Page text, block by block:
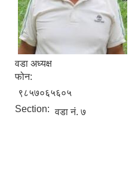
वडा अध्यक्ष
फोन:
९८५७०६५६०५
Section: वडा नं. ७